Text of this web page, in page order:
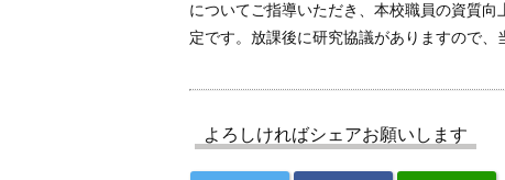
についてご指導いただき、本校職員の資質
定です。放課後に研究協議がありますので、
よろしければシェアお願いします